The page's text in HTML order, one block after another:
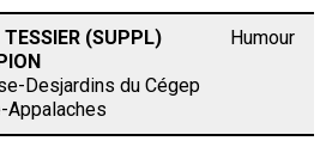
TESSIER (SUPPL)
Desjardins du Cégep
Appalaches
Humour